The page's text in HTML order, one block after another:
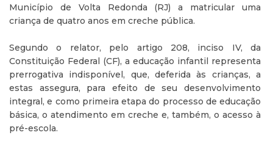
Município de Volta Redonda (RJ) a matricular uma
criança de quatro anos em creche pública.
Segundo o relator, pelo artigo 208, inciso IV, da
Constituição Federal (CF), a educação infantil representa
prerrogativa indisponível, que, deferida às crianças, a
estas assegura, para efeito de seu desenvolvimento
integral, e como primeira etapa do processo de educação
básica, o atendimento em creche e, também, o acesso à
pré-escola.